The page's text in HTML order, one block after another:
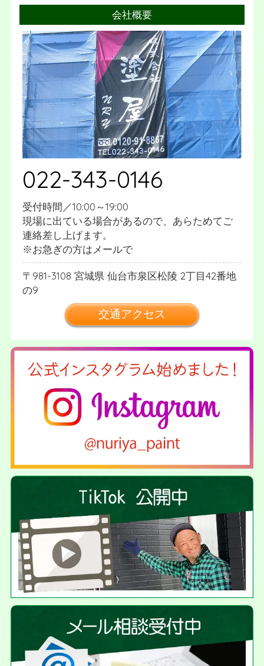
会社概要
022-343-0146
受付時間／10:00～19:00
現場に出ている場合があるので、あらためてご
連絡差し上げます。
※お急ぎの方はメールで
981-3108 宮城県 仙台市泉区松陵 2丁目42番地
の9
交通アクセス